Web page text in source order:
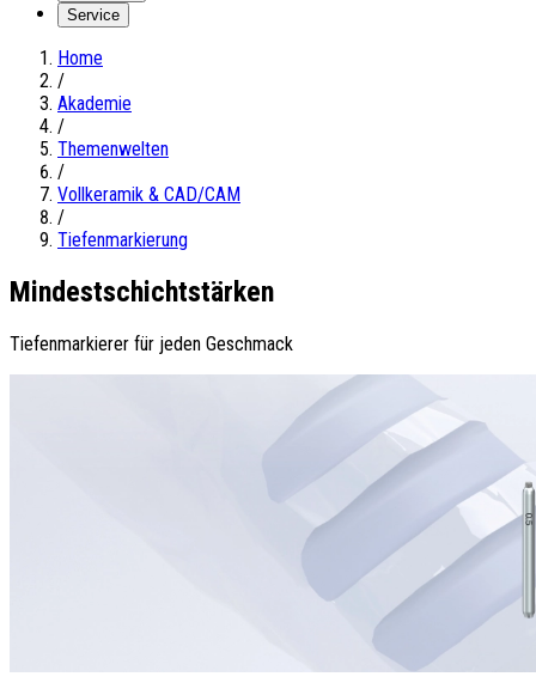
Service
Home
/
Akademie
/
Themenwelten
/
Vollkeramik & CAD/CAM
/
Tiefenmarkierung
Mindest­schichtstärken
Tiefenmarkierer für jeden Geschmack